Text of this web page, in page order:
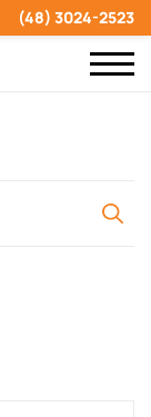
(48) 3024-2523